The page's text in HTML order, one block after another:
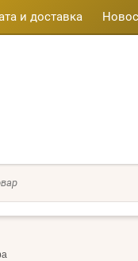
и доставка